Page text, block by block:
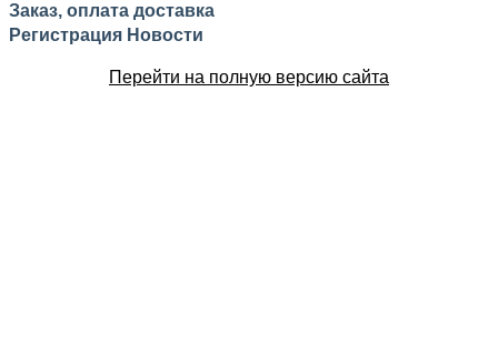
Заказ, оплата доставка
Регистрация Новости
Перейти на полную версию сайта